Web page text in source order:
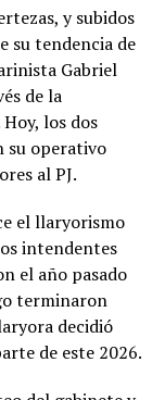
y subidos
su tendencia de
Gabriel
de la
los dos
su operativo
al PJ.
el llaryorismo
intendentes
el año pasado
terminaron
decidió
de este 2026.